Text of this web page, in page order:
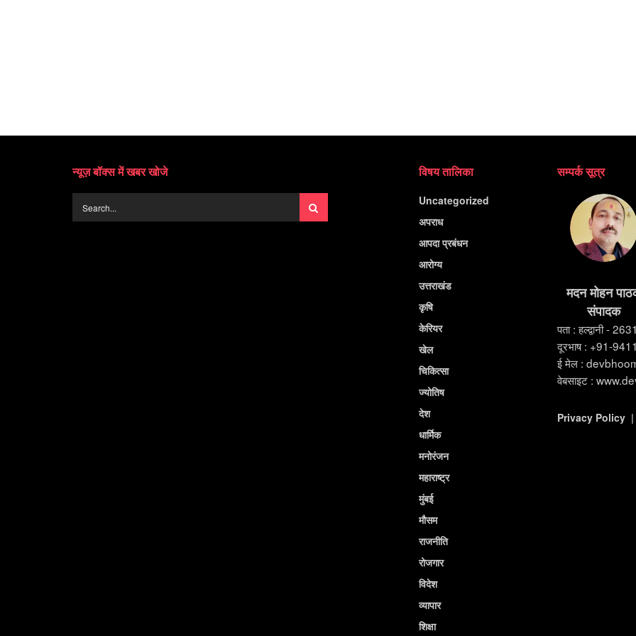
न्यूज़ बॉक्स में खबर खोजे विषय तालिका
Uncategorized
अपराध
आपदा प्रबंधन
आरोग्य
उत्तराखंड
कृषि
केरियर
खेल
चिकित्सा
ज्योतिष
देश
धार्मिक
मनोरंजन
महाराष्ट्र
मुंबई
मौसम
राजनीति
रोजगार
विदेश
व्यापार
शिक्षा
सम्पर्क सूत्र
मदन मोहन
संपादक
पता : हल्द्वानी -
दूरभाष : +91-
ई मेल :
वेबसाइट :
Privacy Policy|